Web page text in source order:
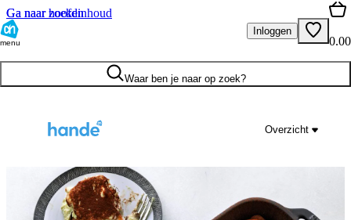
Ga naar hoofdinhoud
Ga naar zoeken
menu
Inloggen
0.00
Waar ben je naar op zoek?
Overzicht